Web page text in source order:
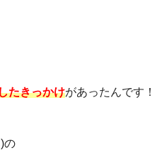
たきっかけがあったんです！
の